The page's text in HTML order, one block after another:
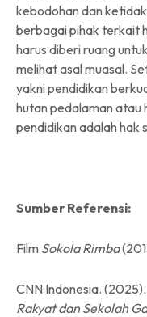
kebodohan dan
berbagai pihak terkait
harus diberi ruang
melihat asal muasal.
yakni pendidikan
hutan pedalaman atau
pendidikan adalah hak
Sumber Referensi:
Film Sokola Rimba
CNN Indonesia. (2025).
Rakyat dan Sekolah